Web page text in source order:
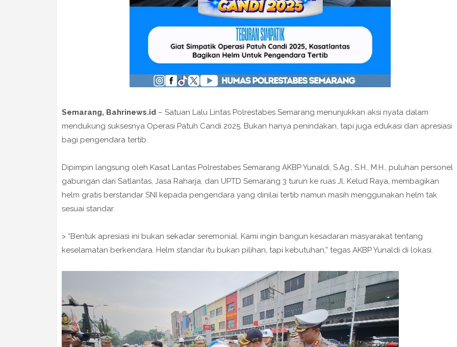
Semarang, Bahrinews.id – Satuan Lalu Lintas Polrestabes Semarang menunjukkan aksi nyata dalam
mendukung suksesnya Operasi Patuh Candi 2025. Bukan hanya penindakan, tapi juga edukasi dan apresiasi
bagi pengendara tertib.
Dipimpin langsung oleh Kasat Lantas Polrestabes Semarang AKBP Yunaldi, S.Ag., S.H., M.H., puluhan personel
gabungan dari Satlantas, Jasa Raharja, dan UPTD Semarang 3 turun ke ruas Jl. Kelud Raya, membagikan
helm gratis berstandar SNI kepada pengendara yang dinilai tertib namun masih menggunakan helm tak
sesuai standar.
> “Bentuk apresiasi ini bukan sekadar seremonial. Kami ingin bangun kesadaran masyarakat tentang
keselamatan berkendara. Helm standar itu bukan pilihan, tapi kebutuhan,” tegas AKBP Yunaldi di lokasi.